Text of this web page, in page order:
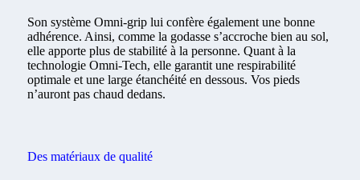
Son système Omni-grip lui confère également une bonne
adhérence. Ainsi, comme la godasse s’accroche bien au sol,
elle apporte plus de stabilité à la personne. Quant à la
technologie Omni-Tech, elle garantit une respirabilité
optimale et une large étanchéité en dessous. Vos pieds
n’auront pas chaud dedans.
Des matériaux de qualité